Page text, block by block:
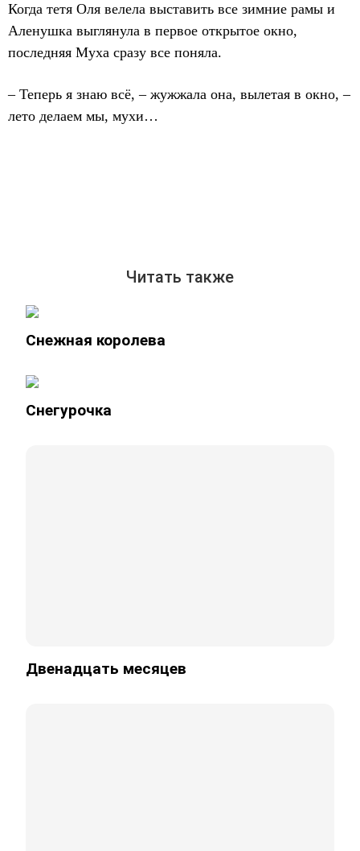
Когда тетя Оля велела выставить все зимние рамы и
Аленушка выглянула в первое открытое окно,
последняя Муха сразу все поняла.
– Теперь я знаю всё, – жужжала она, вылетая в окно, –
лето делаем мы, мухи…
Читать также
Снежная королева
Снегурочка
Двенадцать месяцев